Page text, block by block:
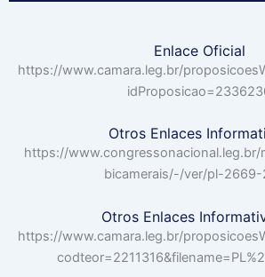
Enlace Oficial
https://www.camara.leg.br/
Otros Enlaces
https://www.congressonacional.leg.br/
bicamerais/-/ver/pl-2669-
Otros Enlaces
https://www.camara.leg.br/